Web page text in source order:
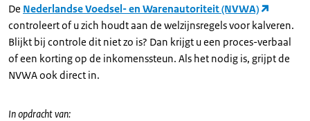
De Nederlandse Voedsel- en Warenautoriteit (NVWA)
controleert of u zich houdt aan de welzijnsregels voor kalveren.
Blijkt bij controle dit niet zo is? Dan krijgt u een proces-verbaal
of een korting op de inkomenssteun. Als het nodig is, grijpt de
NVWA ook direct in.
In opdracht van: